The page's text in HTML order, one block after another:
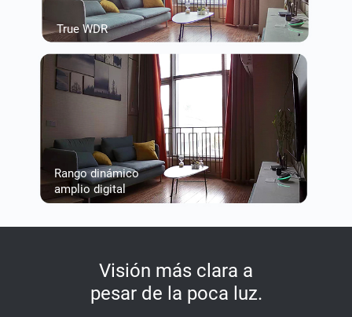
Rango dinámico
amplio digital
True WDR
Visión más clara a
pesar de la poca luz.